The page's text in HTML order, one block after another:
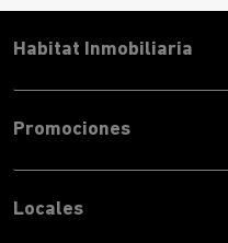
Promociones
Locales
Habitat Inmobiliaria